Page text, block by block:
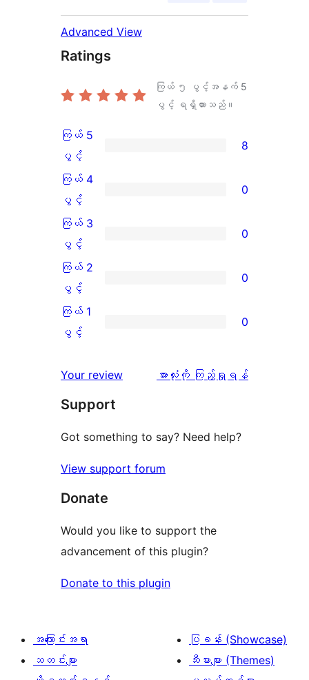
Advanced View
Ratings
ကြယ် ၅ ပွင့်အနက် 5
ပွင့် ရရှိထားသည်။
ကြယ်
5
ပွင့်
အဆင့်
သုံးသပ်
ကြယ် 5
ပွင့်
8
ကြယ်
4
ပွင့်
အဆင့်
သုံးသပ်
ကြယ် 4
ပွင့်
0
ကြယ်
3
ပွင့်
အဆင့်
သုံးသပ်
ကြယ် 3
ပွင့်
0
ကြယ်
2
ပွင့်
သုံးသပ်
0
စောင်
ကြယ် 2
ပွင့်
0
ကြယ်
ပွင့်
သုံးသပ်
ချက်
စောင်
ကြယ် 1
ပွင့်
0
Your review
သုံးသပ်
အားလုံးကို ကြည့်ရှုရန်
Support
Got something to say? Need help?
View support forum
Donate
Would you like to support the
advancement of this plugin?
Donate to this plugin
အကြောင်းအရာ
သတင်းများ
ပြခန်း (Showcase)
သီးမားများ (Themes)